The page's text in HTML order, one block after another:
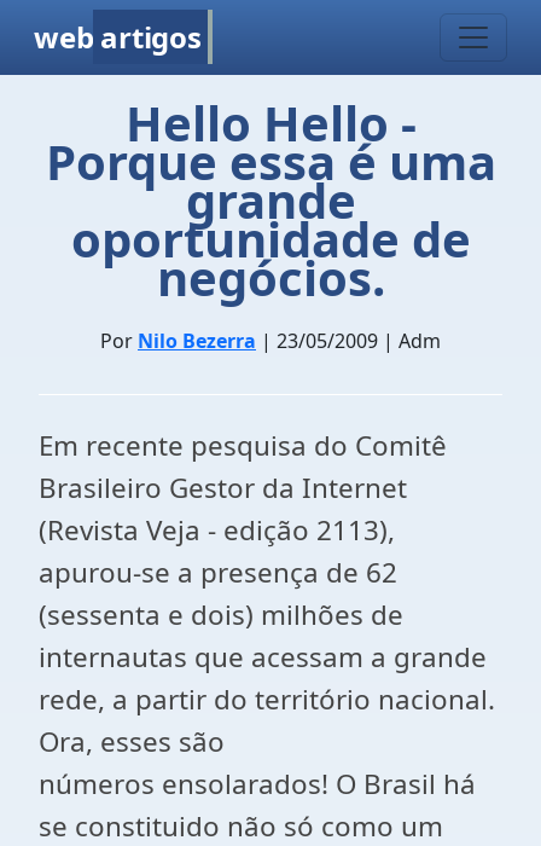
web artigos
Hello Hello -
Porque essa é uma
grande
oportunidade de
negócios.
Por Nilo Bezerra | 23/05/2009 | Adm
Em recente pesquisa do Comitê
Brasileiro Gestor da Internet
(Revista Veja - edição 2113),
apurou-se a presença de 62
(sessenta e dois) milhões de
internautas que acessam a grande
rede, a partir do território nacional.
Ora, esses são
números ensolarados! O Brasil há
se constituido não só como um